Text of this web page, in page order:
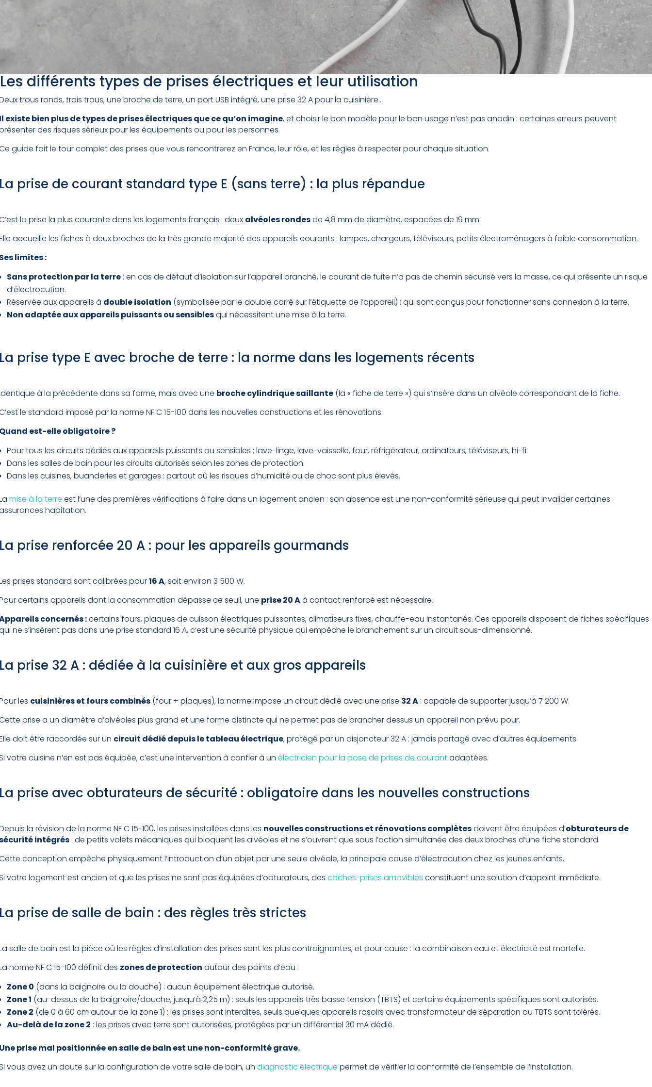
Les différents types de prises électriques et leur utilisation
trous ronds, trois trous, une broche de terre, un port USB intégré, une prise 32 A pour la cuisinière…
l existe bien plus de types de prises électriques que ce qu’on imagine, et choisir le bon modèle pour le bon usage n’est pas anodin : certaines erreurs peuvent
des risques sérieux pour les équipements ou pour les personnes.
guide fait le tour complet des prises que vous rencontrerez en France, leur rôle, et les règles à respecter pour chaque situation.
prise de courant standard type E (sans terre) : la plus répandue
la prise la plus courante dans les logements français : deux alvéoles rondesde 4,8 mm de diamètre, espacées de 19 mm.
accueille les fiches à deux broches de la très grande majorité des appareils courants : lampes, chargeurs, téléviseurs, petits électroménagers à faible consommation.
limites :
Sans protection par la terre : en cas de défaut d’isolation sur l’appareil branché, le courant de fuite n’a pas de chemin sécurisé vers la masse, ce qui présente un risque
d’électrocution.
Réservée aux appareils à double isolation (symbolisée par le double carré sur l’étiquette de l’appareil) : qui sont conçus pour fonctionner sans connexion à la terre.
Non adaptée aux appareils puissants ou sensiblesqui nécessitent une mise à la terre.
prise type E avec broche de terre : la norme dans les logements récents
à la précédente dans sa forme, mais avec une broche cylindrique saillante (la « fiche de terre ») qui s’insère dans un alvéole correspondant de la fiche.
le standard imposé par la norme NF C 15-100 dans les nouvelles constructions et les rénovations.
est-elle obligatoire ?
Pour tous les circuits dédiés aux appareils puissants ou sensibles : lave-linge, lave-vaisselle, four, réfrigérateur, ordinateurs, téléviseurs, hi-fi.
Dans les salles de bain pour les circuits autorisés selon les zones de protection.
Dans les cuisines, buanderies et garages : partout où les risques d’humidité ou de choc sont plus élevés.
mise à la terre est l’une des premières vérifications à faire dans un logement ancien : son absence est une non-conformité sérieuse qui peut invalider certaines
habitation.
prise renforcée 20 A : pour les appareils gourmands
prises standard sont calibrées pour16 A, soit environ 3 500 W.
certains appareils dont la consommation dépasse ce seuil, une prise 20 Aà contact renforcé est nécessaire.
concernés :certains fours, plaques de cuisson électriques puissantes, climatiseurs fixes, chauffe-eau instantanés. Ces appareils disposent de fiches spécifiques
ne s’insèrent pas dans une prise standard 16 A, c’est une sécurité physique qui empêche le branchement sur un circuit sous-dimensionné.
prise 32 A : dédiée à la cuisinière et aux gros appareils
les cuisinières et fours combinés (four + plaques), la norme impose un circuit dédié avec une prise 32 A : capable de supporter jusqu’à 7 200 W.
prise a un diamètre d’alvéoles plus grand et une forme distincte qui ne permet pas de brancher dessus un appareil non prévu pour.
doit être raccordée sur un circuit dédié depuis le tableau électrique, protégé par un disjoncteur 32 A : jamais partagé avec d’autres équipements.
votre cuisine n’en est pas équipée, c’est une intervention à confier à un électricien pour la pose de prises de courantadaptées.
prise avec obturateurs de sécurité : obligatoire dans les nouvelles constructions
la révision de la norme NF C 15-100, les prises installées dans les nouvelles constructions et rénovations complètesdoivent être équipées d’obturateurs de
intégrés : de petits volets mécaniques qui bloquent les alvéoles et ne s’ouvrent que sous l’action simultanée des deux broches d’une fiche standard.
conception empêche physiquement l’introduction d’un objet par une seule alvéole, la principale cause d’électrocution chez les jeunes enfants.
votre logement est ancien et que les prises ne sont pas équipées d’obturateurs, des caches-prises amovibles constituent une solution d’appoint immédiate.
prise de salle de bain : des règles très strictes
salle de bain est la pièce où les règles d’installation des prises sont les plus contraignantes, et pour cause : la combinaison eau et électricité est mortelle.
norme NF C 15-100 définit des zones de protection autour des points d’eau :
Zone 0 (dans la baignoire ou la douche) : aucun équipement électrique autorisé.
Zone 1 (au-dessus de la baignoire/douche, jusqu’à 2,25 m) : seuls les appareils très basse tension (TBTS) et certains équipements spécifiques sont autorisés.
Zone 2 (de 0 à 60 cm autour de la zone 1) : les prises sont interdites, seuls quelques appareils rasoirs avec transformateur de séparation ou TBTS sont tolérés.
Au-delà de la zone 2 : les prises avec terre sont autorisées, protégées par un différentiel 30 mA dédié.
prise mal positionnée en salle de bain est une non-conformité grave.
vous avez un doute sur la configuration de votre salle de bain, un diagnostic électrique permet de vérifier la conformité de l’ensemble de l’installation.